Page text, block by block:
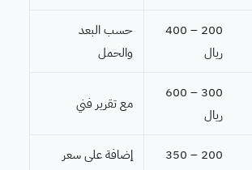
200 – 400
ريال
حسب البعد
والحمل
300 – 600
ريال
مع تقرير فني
200 – 350
إضافة على سعر